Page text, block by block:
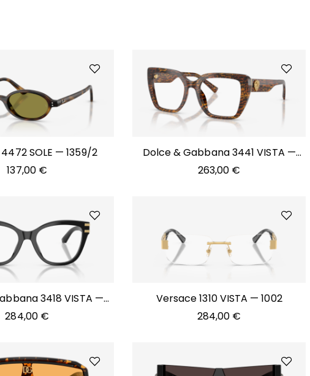
SOLE — 1359/2
137,00 €
Dolce & Gabbana 3441 VISTA —
3470
263,00 €
3418 VISTA —
501
284,00 €
Versace 1310 VISTA — 1002
284,00 €